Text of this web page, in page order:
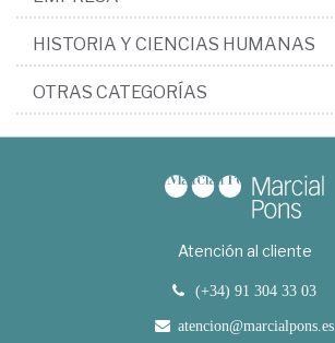
HISTORIA Y CIENCIAS HUMANAS
OTRAS CATEGORÍAS
Atención al cliente
(+34) 91 304 33 03
atencion@marcialpons.es